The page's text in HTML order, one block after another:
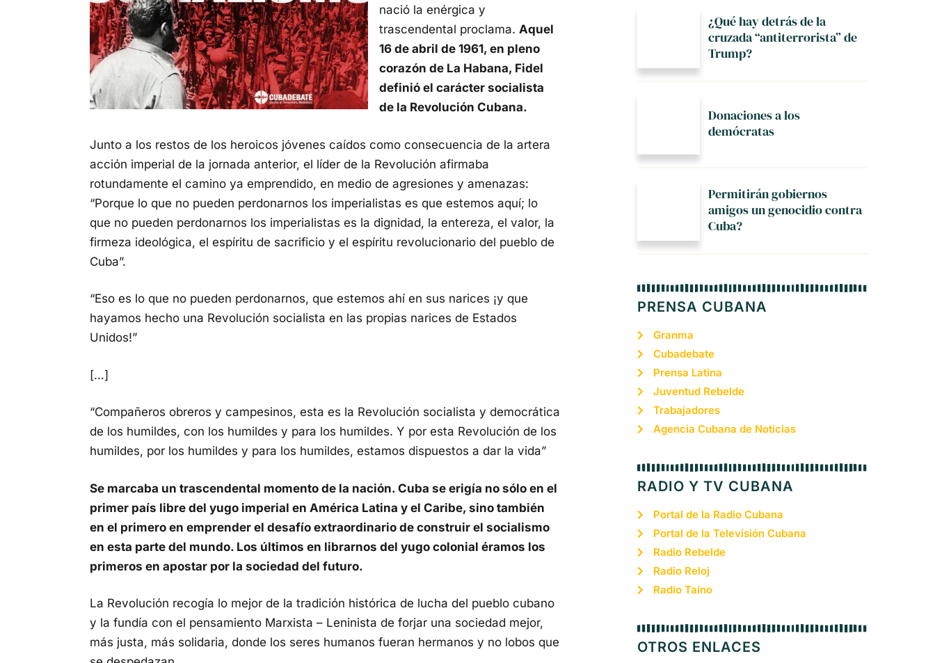
nació la enérgica y
trascendental proclama. Aquel
16 de abril de 1961, en pleno
corazón de La Habana, Fidel
definió el carácter socialista
de la Revolución Cubana.
Junto a los restos de los heroicos jóvenes caídos como consecuencia de la artera
acción imperial de la jornada anterior, el líder de la Revolución afirmaba
rotundamente el camino ya emprendido, en medio de agresiones y amenazas:
“Porque lo que no pueden perdonarnos los imperialistas es que estemos aquí; lo
que no pueden perdonarnos los imperialistas es la dignidad, la entereza, el valor, la
firmeza ideológica, el espíritu de sacrificio y el espíritu revolucionario del pueblo de
Cuba”.
“Eso es lo que no pueden perdonarnos, que estemos ahí en sus narices ¡y que
hayamos hecho una Revolución socialista en las propias narices de Estados
Unidos!”
[…]
“Compañeros obreros y campesinos, esta es la Revolución socialista y democrática
de los humildes, con los humildes y para los humildes. Y por esta Revolución de los
humildes, por los humildes y para los humildes, estamos dispuestos a dar la vida”
Se marcaba un trascendental momento de la nación. Cuba se erigía no sólo en el
primer país libre del yugo imperial en América Latina y el Caribe, sino también
en el primero en emprender el desafío extraordinario de construir el socialismo
en esta parte del mundo. Los últimos en librarnos del yugo colonial éramos los
primeros en apostar por la sociedad del futuro.
La Revolución recogía lo mejor de la tradición histórica de lucha del pueblo cubano
y la fundía con el pensamiento Marxista – Leninista de forjar una sociedad mejor,
más justa, más solidaria, donde los seres humanos fueran hermanos y no lobos que
¿Qué hay detrás de la
cruzada “antiterrorista” de
Trump?
Donaciones a los
demócratas
Permitirán gobiernos
amigos un genocidio contra
Cuba?
PRENSA CUBANA
Granma
Cubadebate
Prensa Latina
Juventud Rebelde
Trabajadores
Agencia Cubana de Noticias
RADIO Y TV CUBANA
Portal de la Radio Cubana
Portal de la Televisión Cubana
Radio Rebelde
Radio Reloj
Radio Taíno
OTROS ENLACES